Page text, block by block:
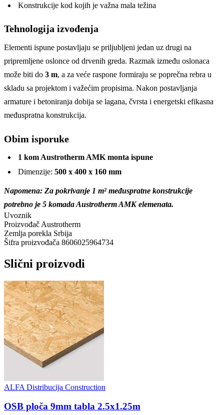
Konstrukcije kod kojih je važna mala težina
Tehnologija izvođenja
Elementi ispune postavljaju se priljubljeni jedan uz drugi na
pripremljene oslonce od drvenih greda. Razmak između oslonaca
može biti do 3 m, a za veće raspone formiraju se poprečna rebra u
skladu sa projektom i važećim propisima. Nakon postavljanja
armature i betoniranja dobija se lagana, čvrsta i energetski efikasna
međuspratna konstrukcija.
Obim isporuke
1 kom Austrotherm AMK monta ispune
Dimenzije: 500 x 400 x 160 mm
Napomena: Za pokrivanje 1 m² međuspratne konstrukcije
potrebno je 5 komada Austrotherm AMK elemenata.
Uvoznik
Proizvođač Austrotherm
Zemlja porekla Srbija
Šifra proizvođača 8606025964734
Slični proizvodi
ALFA Distribucija Construction
OSB ploča 9mm tabla 2.5x1.25m